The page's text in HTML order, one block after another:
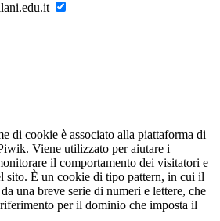
di cookie è associato alla piattaforma di
Viene utilizzato per aiutare i
il comportamento dei visitatori e
sito. È un cookie di tipo pattern, in cui il
una breve serie di numeri e lettere, che
per il dominio che imposta il